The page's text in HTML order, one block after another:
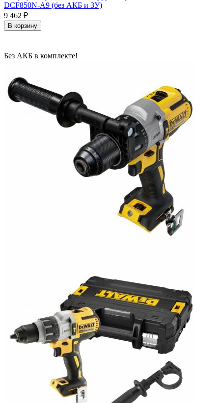
DCF850N-A9 (без АКБ и ЗУ)
9 462 ₽
В корзину
Без АКБ в комплекте!